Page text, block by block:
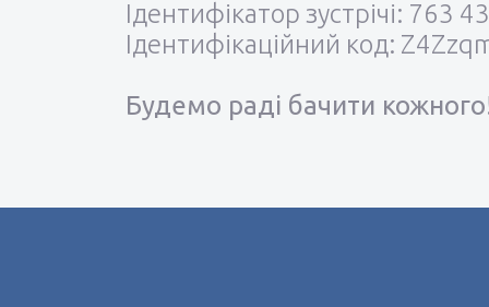
Ідентифікатор зустрічі: 763
Ідентифікаційний код:
Будемо раді бачити